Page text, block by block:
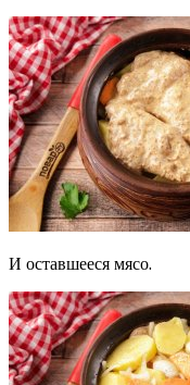
И оставшееся мясо.